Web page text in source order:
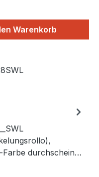
Warenkorb
Farbe durchschein…